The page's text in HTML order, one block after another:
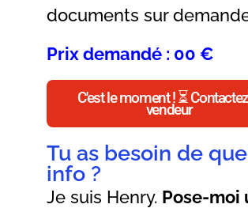
documents sur
Prix demandé : 00 €
C'est le moment ! ⏳
vendeur
Je suis Henry. Pose-moi
Tu as besoin de
info ?